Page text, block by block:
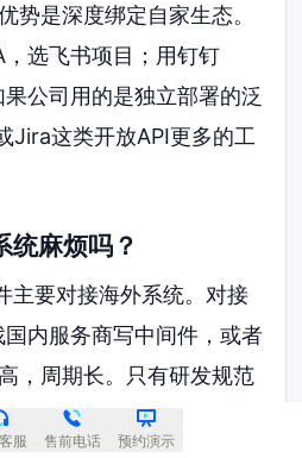
势是深度绑定自家生态。
选飞书项目；用钉钉
公司用的是独立部署的泛
Jira这类开放API更多的工
麻烦吗？
主要对接海外系统。对接
内服务商写中间件，或者
，周期长。只有研发规范
么做。
服 售前电话 预约演示